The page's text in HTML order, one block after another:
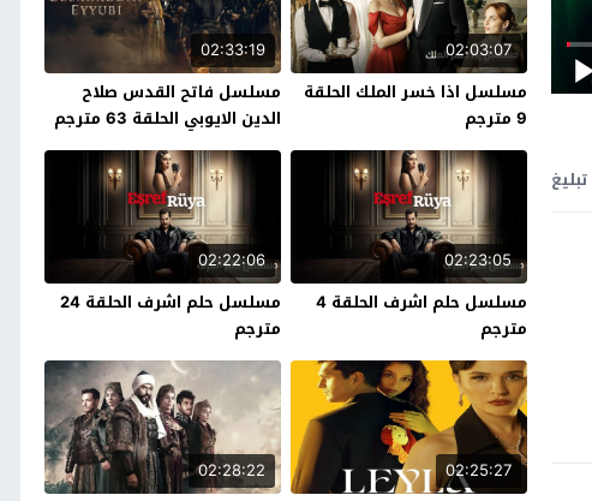
تبليغ
02:03:07
مسلسل اذا خسر الملك الحلقة
9 مترجم
02:33:19
مسلسل فاتح القدس صلاح
الدين الايوبي الحلقة 63 مترجم
02:23:05
مسلسل حلم اشرف الحلقة 4
مترجم
02:22:06
مسلسل حلم اشرف الحلقة 24
مترجم
02:25:27
02:28:22